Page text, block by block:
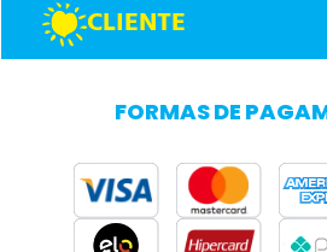
CLIENTE
FORMAS DE